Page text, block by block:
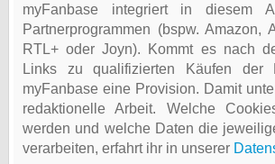
myFanbase integriert in diesem
Partnerprogrammen (bspw. Amazon,
RTL+ oder Joyn). Kommt es nach
Links zu qualifizierten Käufen der
myFanbase eine Provision. Damit
redaktionelle Arbeit. Welche
werden und welche Daten die
verarbeiten, erfahrt ihr in unserer